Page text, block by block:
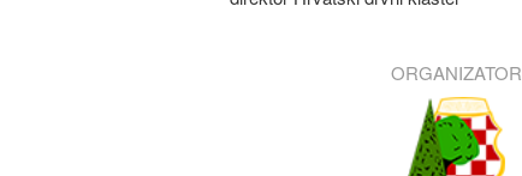
ORGANIZATOR